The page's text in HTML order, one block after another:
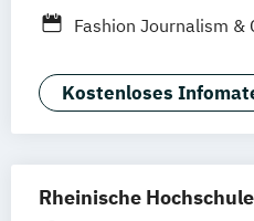
Fashion Journalism &
Industrie & Produkt
Interior Design
Kostenloses
Rheinische